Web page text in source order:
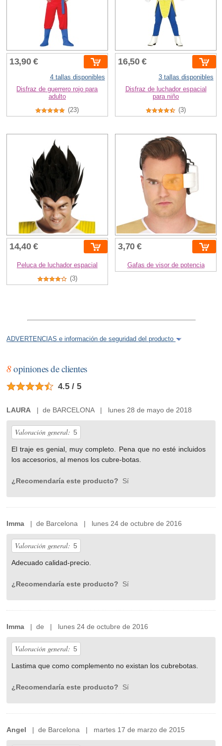
13,90 €
4 tallas disponibles
Disfraz de guerrero rojo para
adulto
(23)
16,50 €
3 tallas disponibles
Disfraz de luchador espacial
para niño
(3)
14,40 €
Peluca de luchador espacial
(3)
3,70 €
Gafas de visor de potencia
ADVERTENCIAS e información de seguridad del producto
8opiniones de clientes
4.5 / 5
LAURA | de BARCELONA | lunes 28 de mayo de 2018
Valoración general: 5
El traje es genial, muy completo. Pena que no esté incluidos
los accesorios, al menos los cubre-botas.
¿Recomendaría este producto? Sí
Imma | de Barcelona | lunes 24 de octubre de 2016
Valoración general: 5
Adecuado calidad-precio.
¿Recomendaría este producto? Sí
Imma | de | lunes 24 de octubre de 2016
Valoración general: 5
Lastima que como complemento no existan los cubrebotas.
¿Recomendaría este producto? Sí
Angel | de Barcelona | martes 17 de marzo de 2015